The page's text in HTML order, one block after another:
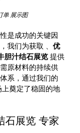
单 展示图
是成功的关键因
我们为获取
优
胆汁结石展览 提供
原材料的持续供
系，通过我们的
奠定了稳固的地
石展览 专家